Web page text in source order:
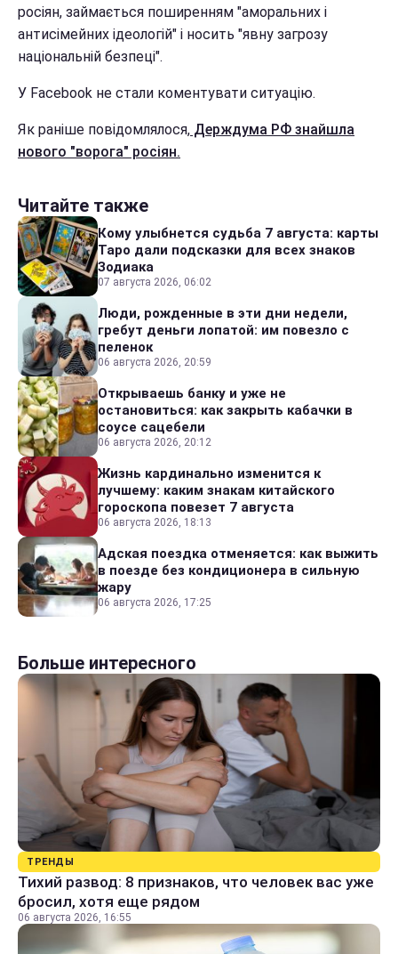
росіян, займається поширенням "аморальних і
антисімейних ідеологій" і носить "явну загрозу
національній безпеці".
У Facebook не стали коментувати ситуацію.
Як раніше повідомлялося, Держдума РФ знайшла
нового "ворога" росіян.
Читайте также
Кому улыбнется судьба 7 августа: карты
Таро дали подсказки для всех знаков
Зодиака
07 августа 2026, 06:02
Люди, рожденные в эти дни недели,
гребут деньги лопатой: им повезло с
пеленок
06 августа 2026, 20:59
Открываешь банку и уже не
остановиться: как закрыть кабачки в
соусе сацебели
06 августа 2026, 20:12
Жизнь кардинально изменится к
лучшему: каким знакам китайского
гороскопа повезет 7 августа
06 августа 2026, 18:13
Адская поездка отменяется: как выжить
в поезде без кондиционера в сильную
жару
06 августа 2026, 17:25
Больше интересного
ТРЕНДЫ
Тихий развод: 8 признаков, что человек вас уже
бросил, хотя еще рядом
06 августа 2026, 16:55